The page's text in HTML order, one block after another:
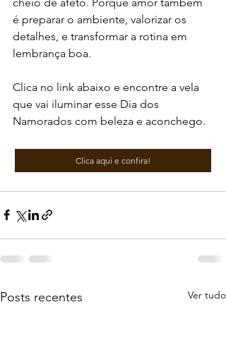
é preparar o ambiente, valorizar os
detalhes, e transformar a rotina em
lembrança boa.
Clica no link abaixo e encontre a vela
que vai iluminar esse Dia dos
Namorados com beleza e aconchego.
Clica aqui e confira!
Posts recentes Ver tudo